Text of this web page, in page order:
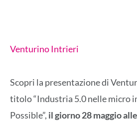
Venturino Intrieri
Scopri la presentazione di
titolo “Industria 5.0 nelle micro
Possible”, il giorno 28 maggio